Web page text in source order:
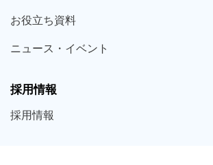
お役立ち資料
ニュース・ イベント
採用情報
採用情報